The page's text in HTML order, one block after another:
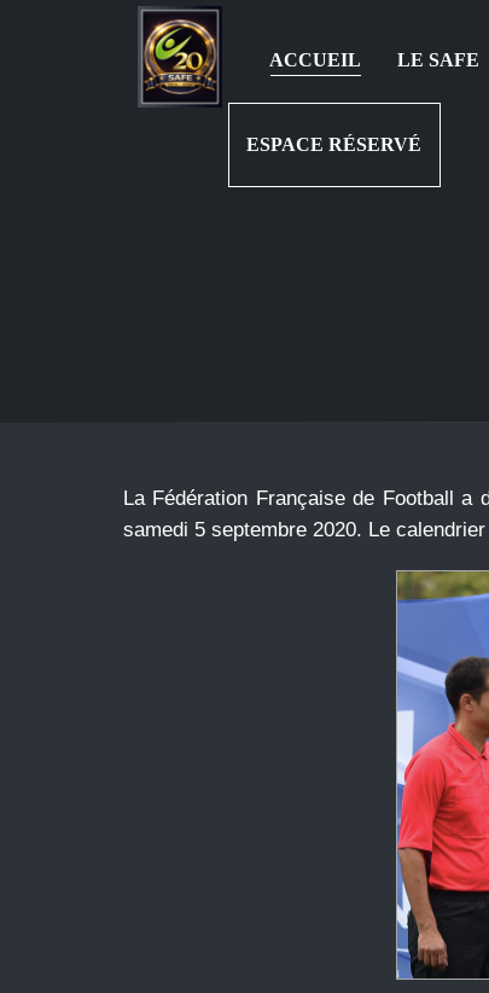
ACCUEIL LE SAFE
ESPACE RÉSERVÉ
La Fédération Française de Football a
samedi 5 septembre 2020. Le